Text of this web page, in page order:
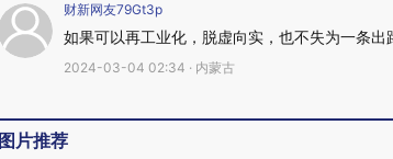
财新网友79Gt3p
如果可以再工业化，脱虚向实，也不失为一条出
2024-03-04 02:34 · 内蒙古
图片推荐